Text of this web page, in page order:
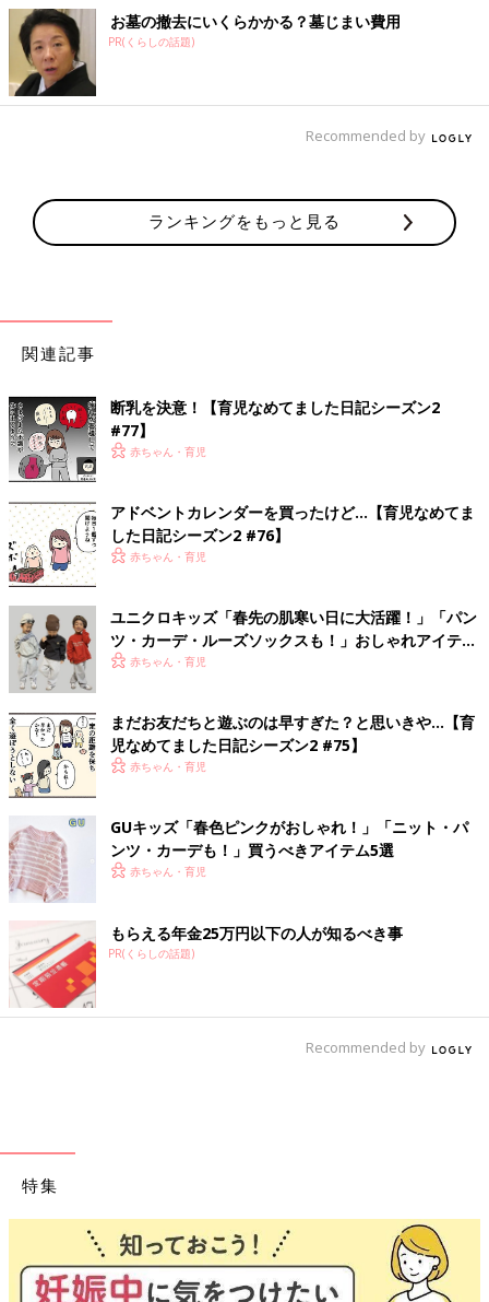
お墓の撤去にいくらかかる？墓じまい費用
PR(くらしの話題)
Recommended by
ランキングをもっと見る
関連記事
断乳を決意！【育児なめてました日記シーズン2
#77】
赤ちゃん・育児
アドベントカレンダーを買ったけど…【育児なめてま
した日記シーズン2 #76】
赤ちゃん・育児
ユニクロキッズ「春先の肌寒い日に大活躍！」「パン
ツ・カーデ・ルーズソックスも！」おしゃれアイテム
5選赤ちゃん・育児
まだお友だちと遊ぶのは早すぎた？と思いきや…【育
児なめてました日記シーズン2 #75】
赤ちゃん・育児
GUキッズ「春色ピンクがおしゃれ！」「ニット・パ
ンツ・カーデも！」買うべきアイテム5選
赤ちゃん・育児
もらえる年金25万円以下の人が知るべき事
PR(くらしの話題)
Recommended by
特集